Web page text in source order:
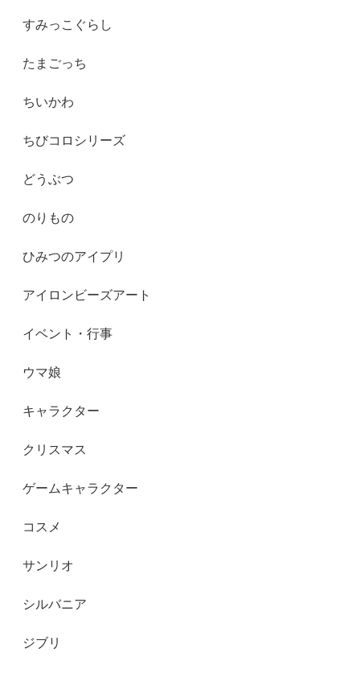
すみっこぐらし
たまごっち
ちいかわ
ちびコロシリーズ
どうぶつ
のりもの
ひみつのアイプリ
アイロンビーズアート
イベント・行事
ウマ娘
キャラクター
クリスマス
ゲームキャラクター
コスメ
サンリオ
シルバニア
ジブリ